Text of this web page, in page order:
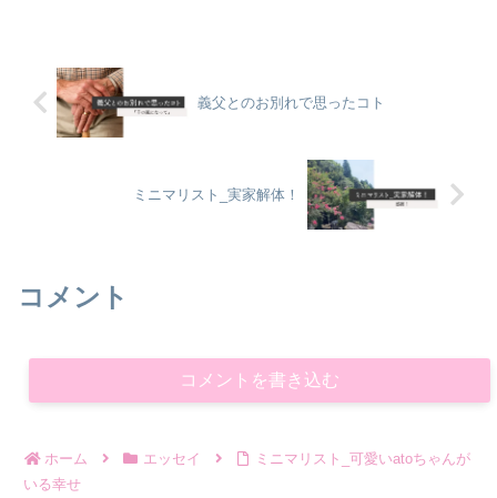
義父とのお別れで思ったコト
ミニマリスト_実家解体！
コメント
コメントを書き込む
ホーム エッセイ
ミニマリスト_可愛いatoちゃんが
いる幸せ